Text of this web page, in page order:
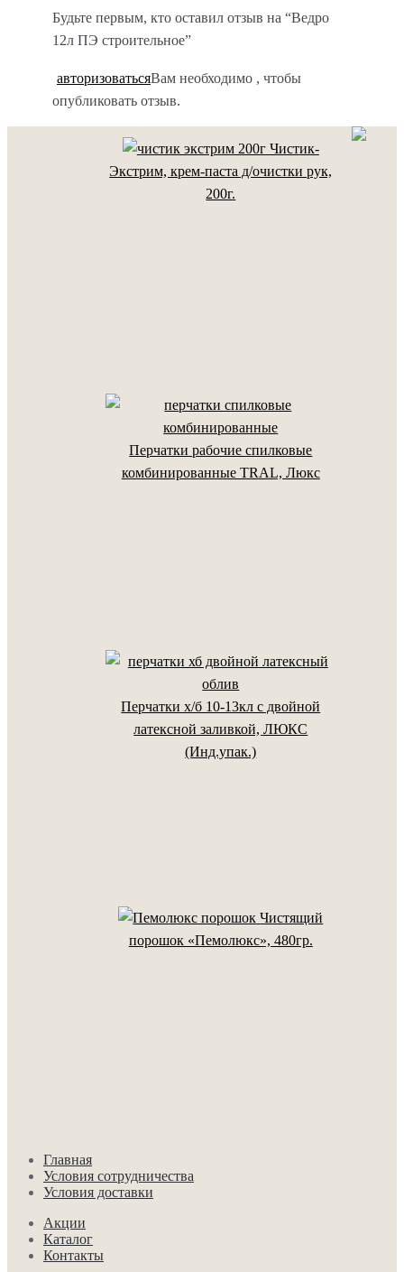
Будьте первым, кто оставил отзыв на “Ведро
12л ПЭ строительное”
Вам необходимо
авторизоваться
, чтобы
опубликовать отзыв.
Чистик-
Экстрим, крем-паста д/очистки рук,
200г.
Перчатки рабочие спилковые
комбинированные TRAL, Люкс
Перчатки х/б 10-13кл с двойной
латексной заливкой, ЛЮКС
(Инд.упак.)
Чистящий
порошок «Пемолюкс», 480гр.
Главная
Условия сотрудничества
Условия доставки
Акции
Каталог
Контакты